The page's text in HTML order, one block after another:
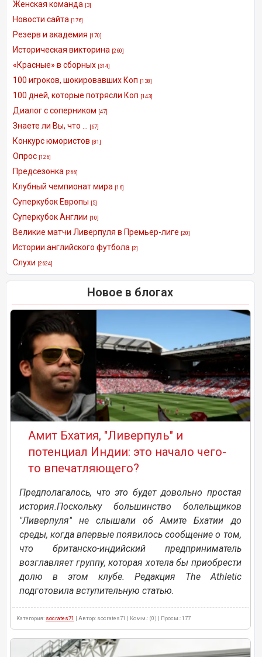
Женская команда [3]
Новости сайта [176]
Резерв и академия [170]
Историческая викторина [260]
«Красные» в сборных [314]
100 игроков, шокировавших Коп [138]
100 дней, которые потрясли Коп [143]
Диалог с соперником [47]
Знаете ли Вы, что ... [67]
Конкурс юмористов [81]
Опрос [126]
Предсезонка [266]
Клубный чемпионат мира [16]
Суперкубок Европы [5]
Суперкубок Англии [10]
Великие матчи Ливерпуля в Премьер-лиге [20]
Истории английского футбола [2]
Слухи [2624]
Новое в блогах
Амит Бхатия, "Ливерпуль" и
потенциал Индии: это начало чего-
то впечатляющего?
Предполагалось, что это будет довольно простая
история.Поскольку большинство болельщиков
"Ливерпуля" не слышали об Амите Бхатии до
среды, когда впервые появилось сообщение о том,
что британско-индийский предприниматель
возглавляет группу, которая хотела бы приобрести
долю в этом клубе. Редакция The Athletic
подготовила вступительную статью.
Категория: socrates71 | Автор: socrates71 | Комм.: (0) | Просм.: 177